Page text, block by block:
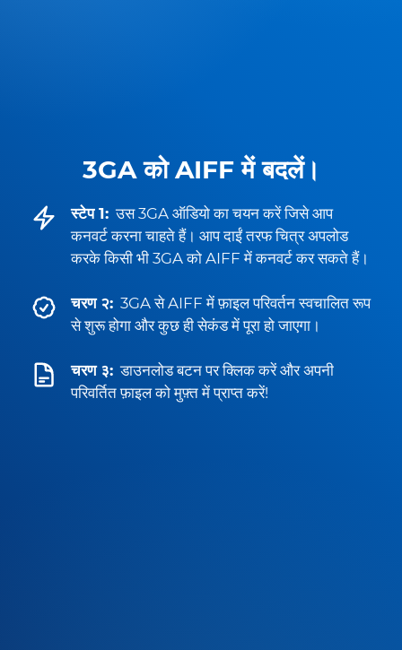
3GA को AIFF में बदलें।
स्टेप 1: उस 3GA ऑडियो का चयन करें जिसे आप
कनवर्ट करना चाहते हैं। आप दाईं तरफ चित्र अपलोड
करके किसी भी 3GA को AIFF में कनवर्ट कर सकते हैं।
चरण २: 3GA से AIFF में फ़ाइल परिवर्तन स्वचालित रूप
से शुरू होगा और कुछ ही सेकंड में पूरा हो जाएगा।
चरण ३: डाउनलोड बटन पर क्लिक करें और अपनी
परिवर्तित फ़ाइल को मुफ़्त में प्राप्त करें!